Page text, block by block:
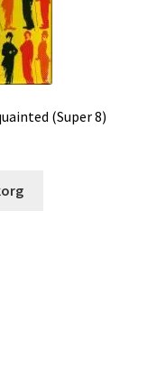
(Super 8)